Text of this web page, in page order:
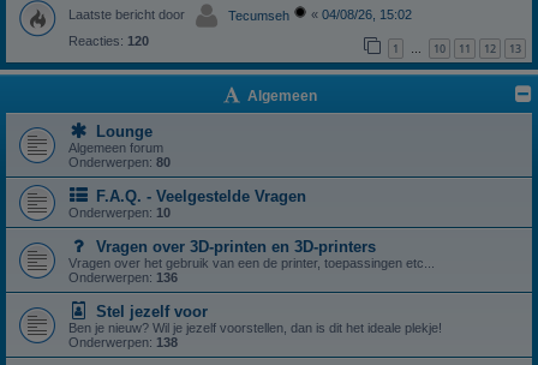
Laatste bericht door Tecumseh « 04/08/26, 15:02
Reacties: 120 1 … 10 11 12 13
Algemeen
Lounge
Algemeen forum
Onderwerpen: 80
F.A.Q. - Veelgestelde Vragen
Onderwerpen: 10
Vragen over 3D-printen en 3D-printers
Vragen over het gebruik van een de printer, toepassingen etc...
Onderwerpen: 136
Stel jezelf voor
Ben je nieuw? Wil je jezelf voorstellen, dan is dit het ideale plekje!
Onderwerpen: 138